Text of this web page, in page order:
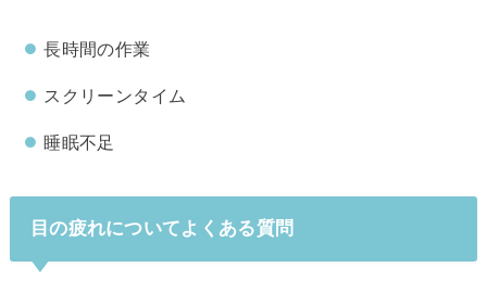
長時間の作業
スクリーンタイム
睡眠不足
目の疲れについてよくある質問